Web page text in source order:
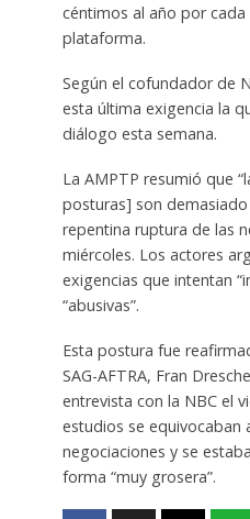
céntimos al año por
plataforma.
Según el cofundador de
esta última exigencia la
diálogo esta semana.
La AMPTP resumió que
posturas] son demasiado
repentina ruptura de las
miércoles. Los actores
exigencias que intentan
“abusivas”.
Esta postura fue
SAG-AFTRA, Fran
entrevista con la NBC el
estudios se equivocaban
negociaciones y se
forma “muy grosera”.